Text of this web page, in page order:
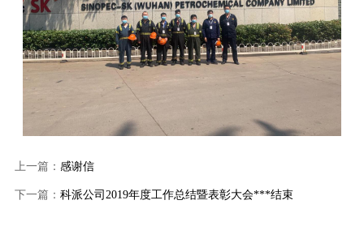
上一篇： 感谢信
下一篇： 科派公司2019年度工作总结暨表彰大会***结束